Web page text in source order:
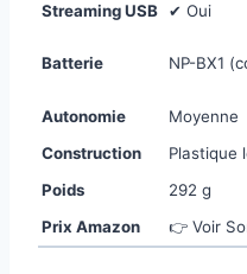
Streaming USB ✔ Oui
Batterie NP-BX1
Autonomie
Moyenne
Construction
Plastique
Poids
292 g
Prix Amazon
👉 Voir